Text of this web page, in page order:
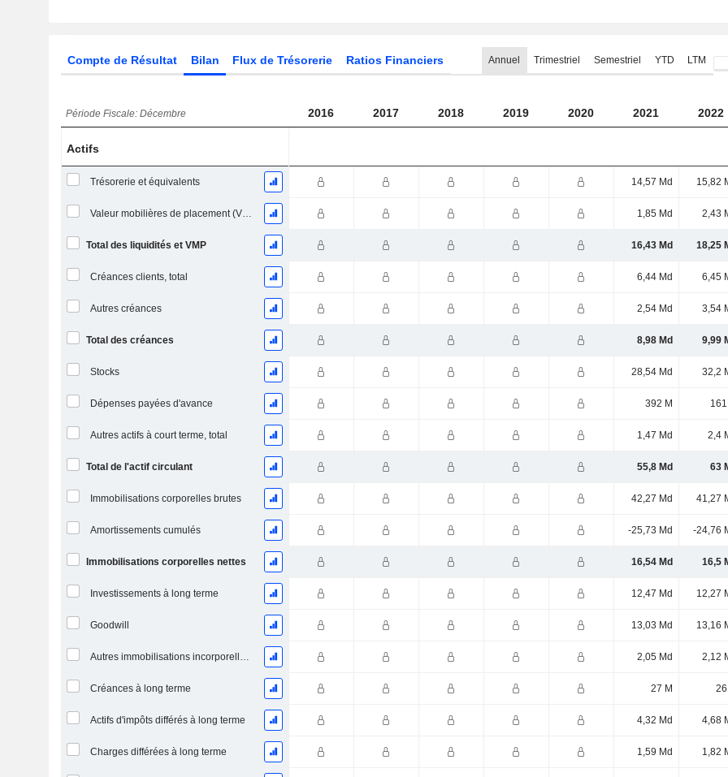
Compte de Résultat Bilan Flux de Trésorerie Ratios Financiers Annuel Trimestriel Semestriel YTD LTM
Période Fiscale: Décembre 2016 2017 2018 2019 2020 2021 2022
Actifs
Trésorerie et équivalents 14,57 Md 15,82
Valeur mobilières de placement (VMP) à court terme 1,85 Md 2,43
Total des liquidités et VMP 16,43 Md 18,25
Créances clients, total 6,44 Md 6,45
Autres créances 2,54 Md 3,54
Total des créances 8,98 Md 9,99
Stocks 28,54 Md 32,2
Dépenses payées d'avance 392 M 161
Autres actifs à court terme, total 1,47 Md 2,4
Total de l'actif circulant 55,8 Md 63
Immobilisations corporelles brutes 42,27 Md 41,27
Amortissements cumulés -25,73 Md -24,76
Immobilisations corporelles nettes 16,54 Md 16,5
Investissements à long terme 12,47 Md 12,27
Goodwill 13,03 Md 13,16
Autres immobilisations incorporelles, total 2,05 Md 2,12
Créances à long terme 27 M 26
Actifs d'impôts différés à long terme 4,32 Md 4,68
Charges différées à long terme 1,59 Md 1,82